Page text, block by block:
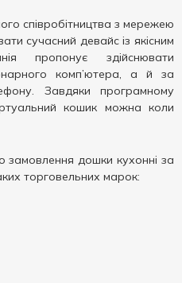
співробітництва з мережею
сучасний девайс із якісним
пропонує здійснювати
комп’ютера, а й за
Завдяки програмному
кошик можна коли
замовлення дошки кухонні за
торговельних марок: